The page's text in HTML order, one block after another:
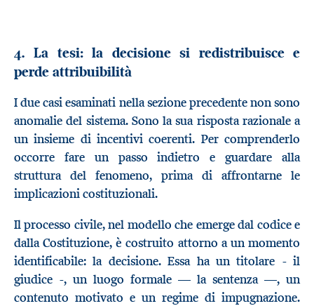
4. La tesi: la decisione si redistribuisce e
perde attribuibilità
I due casi esaminati nella sezione precedente non sono
anomalie del sistema. Sono la sua risposta razionale a
un insieme di incentivi coerenti. Per comprenderlo
occorre fare un passo indietro e guardare alla
struttura del fenomeno, prima di affrontarne le
implicazioni costituzionali.
Il processo civile, nel modello che emerge dal codice e
dalla Costituzione, è costruito attorno a un momento
identificabile: la decisione. Essa ha un titolare - il
giudice -, un luogo formale — la sentenza —, un
contenuto motivato e un regime di impugnazione.